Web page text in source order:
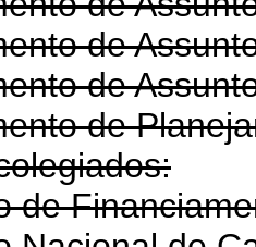
de
de
de
de